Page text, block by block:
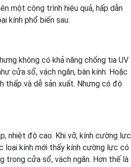
một công trình hiệu quả, hấp dẫn
kính phổ biến sau:
không có khả năng chống tia UV
cửa sổ, vách ngăn, bàn kính. Hoặc
thấp và dễ sản xuất. Nhưng có độ
nhiệt độ cao. Khi vỡ, kính cường lực
loại kính mới thấy kính cường lực có
trong cửa sổ, vách ngăn. Hơn thế là